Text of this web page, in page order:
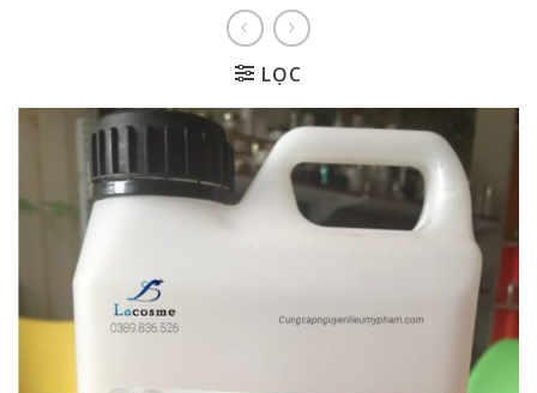
LỌC